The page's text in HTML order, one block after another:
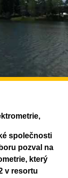
společnosti
pozval na
který
v resortu